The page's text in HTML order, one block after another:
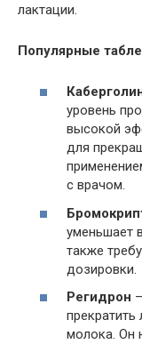
лактации.
Популярные
уровень
высокой
для
с врачом.
уменьшает
также
дозировки.
Регидрон
молока. Он